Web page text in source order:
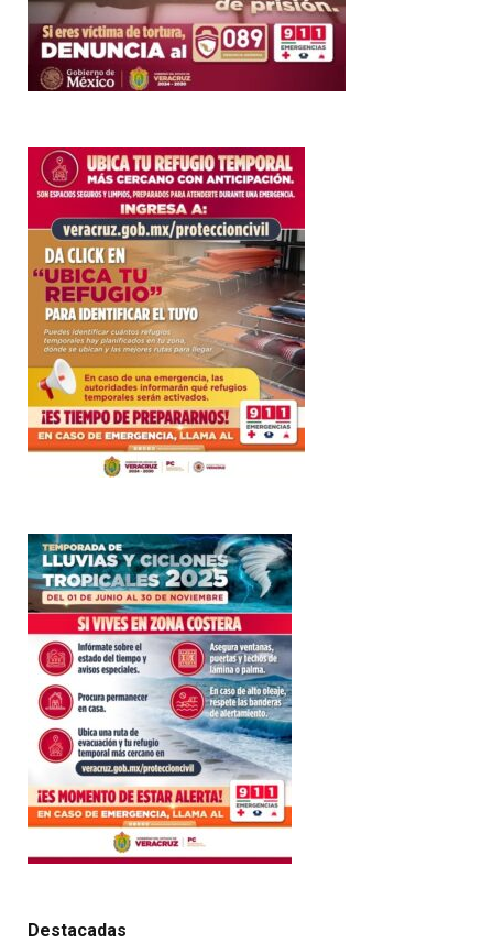
Destacadas